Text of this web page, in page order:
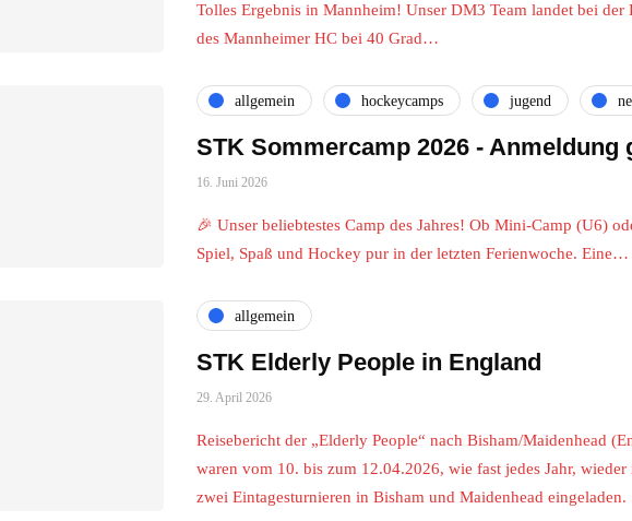
Tolles Ergebnis in Mannheim! Unser DM3 Team landet bei
des Mannheimer HC bei 40 Grad…
allgemein hockeycamps jugend
STK Sommercamp 2026 - Anmeldung
16. Juni 2026
🎉 Unser beliebtestes Camp des Jahres! Ob Mini-Camp (U6)
Spiel, Spaß und Hockey pur in der letzten Ferienwoche. Eine…
allgemein
STK Elderly People in England
29. April 2026
Reisebericht der „Elderly People“ nach Bisham/Maidenhead
waren vom 10. bis zum 12.04.2026, wie fast jedes Jahr,
zwei Eintagesturnieren in Bisham und Maidenhead